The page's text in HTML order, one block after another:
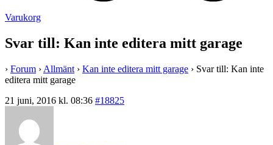
Varukorg
Svar till: Kan inte editera mitt garage
› Forum › Allmänt › Kan inte editera mitt garage › Svar till: Kan inte
editera mitt garage
21 juni, 2016 kl. 08:36 #18825